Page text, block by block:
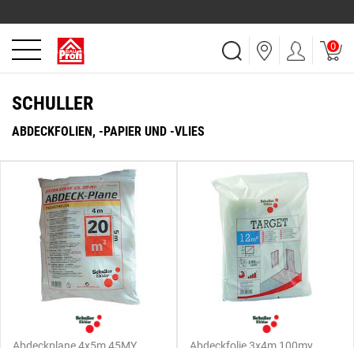
0
SCHULLER
ABDECKFOLIEN, -PAPIER UND -VLIES